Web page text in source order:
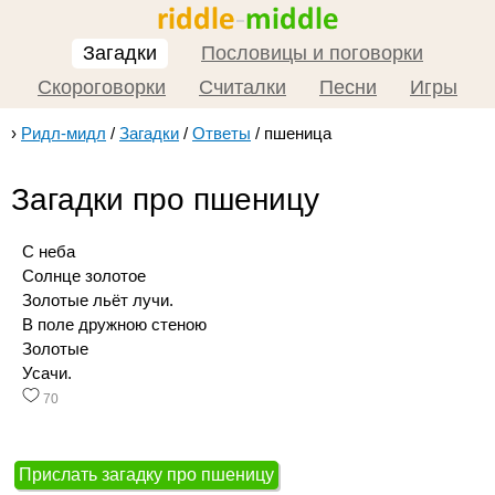
Загадки
Пословицы и поговорки
Скороговорки
Считалки Песни Игры
› Ридл-мидл / Загадки / Ответы / пшеница
Загадки про пшеницу
С неба
Солнце золотое
Золотые льёт лучи.
В поле дружною стеною
Золотые
Усачи.
70
Прислать загадку про пшеницу